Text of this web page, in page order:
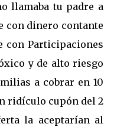
llamaba tu padre a
con dinero contante
con Participaciones
y de alto riesgo
a cobrar en 10
ridículo cupón del 2
la aceptarían al